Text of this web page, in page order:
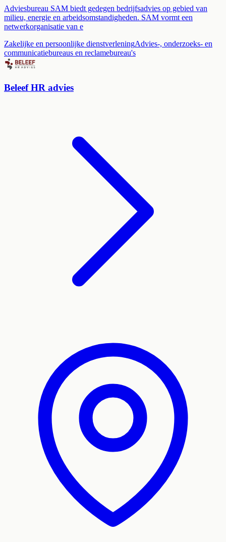
Adviesbureau SAM biedt gedegen bedrijfsadvies op gebied van
milieu, energie en arbeidsomstandigheden. SAM vormt een
netwerkorganisatie van e
Zakelijke en persoonlijke dienstverleningAdvies-, onderzoeks- en
communicatiebureaus en reclamebureau's
Beleef HR advies